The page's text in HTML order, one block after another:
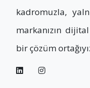
kadromuzla,
markanızın
bir çözüm